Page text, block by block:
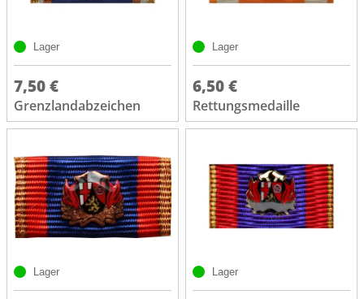
Lager
7,50 €
Grenzlandabzeichen
Lager
6,50 €
Rettungsmedaille
Lager Lager